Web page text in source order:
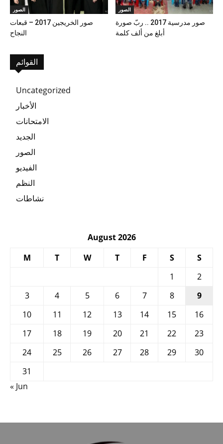
الصور
صور الخريجين 2017 – قبعات
النجاح
الصور
صور مدرسية 2017 .. ربّ صورة
أبلغ من ألف كلمة
القوائم
Uncategorized
الأخبار
الامتحانات
الجديد
الصور
الفيديو
النظم
نشاطات
August 2026
M
T W T F S
S
1
2
3
4 5 6 7 8
9
10
11 12 13 14 15
16
17
18 19 20 21 22
23
24
25 26 27 28 29
30
31
« Jun